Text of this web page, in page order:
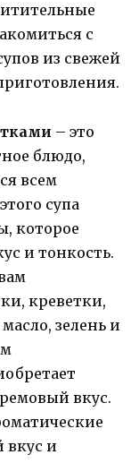
с
из свежей
– это
блюдо,
всем
супа
которое
и тонкость.
креветки,
зелень и
вкус.
вкус и